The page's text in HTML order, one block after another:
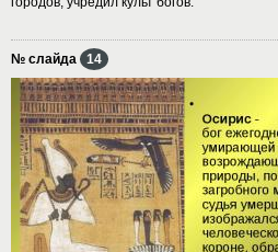
№ слайда 14